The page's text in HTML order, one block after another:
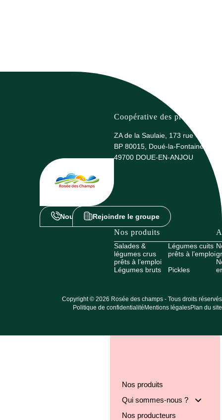
Nous contacterRejoindre le groupe
Coopérative des producteurs
ZA de la Saulaie, 173 rue G. Eiffel
BP 80015, Doué-la-Fontaine
49700 DOUE-EN-ANJOU
Nos produits
Salades &
légumes crus
prêts à l’emploi
Légumes cuits
prêts à l’emploi
Légumes bruts
Pickles
Copyright © 2026 Rosée des champs - Tous droits réservés
Politique de confidentialitéMentions légalesPlan du site
Nos produits
Qui sommes-nous ?
Notre groupe
Nos producteurs